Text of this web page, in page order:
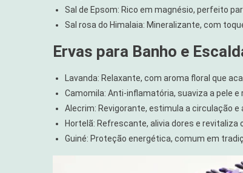
Sal de Epsom: Rico em magnésio, perfeito
Sal rosa do Himalaia: Mineralizante, com
Ervas para Banho e
Lavanda: Relaxante, com aroma floral que
Camomila: Anti-inflamatória, suaviza a pele e
Alecrim: Revigorante, estimula a circulação e
Hortelã: Refrescante, alivia dores e revitaliza
Guiné: Proteção energética, comum em